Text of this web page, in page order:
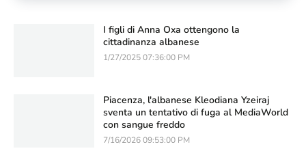
sullo sviluppo urbano